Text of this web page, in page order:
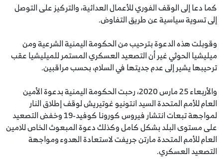
كما دعا إلى الوقف الفوري للأعمال العدائية، والتركيز على التوصل
إلى تسوية سياسية عن طريق التفاوض.
وقوبلت هذه الدعوة بترحيب من الحكومة اليمنية الشرعية ومن
ميليشيا الحوثي غير أن التصعيد العسكري المستمر للميليشيا عقب
ترحيبها يشير إلى عدم جديتها في السلام، بحسب مراقبين.
والأربعاء 25 مارس 2020، رحبت الحكومة اليمنية بدعوة الأمين
العام للأمم المتحدة السيد انتونيو غوتيريش لوقف إطلاق النار
لمواجهة تبعات انتشار فيروس كورونا كوفيد-19 وخفض التصعيد
على مستوى البلد بشكل كامل وكذلك دعوة المبعوث الخاص للامين
العام للأمم المتحدة مارتن جريفت لاستعادة الهدوء ومواجهة
التصعيد العسكري.